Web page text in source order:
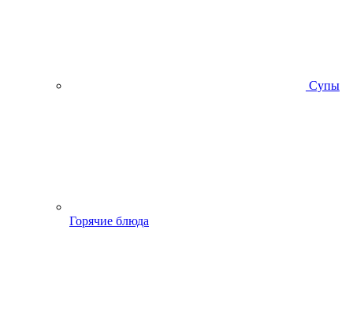
Супы
Горячие блюда